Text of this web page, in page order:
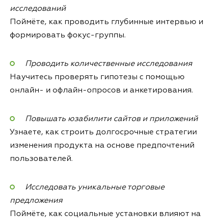
исследований
Поймёте, как проводить глубинные интервью и
формировать фокус-группы.
Проводить количественные исследования
Научитесь проверять гипотезы с помощью
онлайн- и офлайн-опросов и анкетирования.
Повышать юзабилити сайтов и приложений
Узнаете, как строить долгосрочные стратегии
изменения продукта на основе предпочтений
пользователей.
Исследовать уникальные торговые
предложения
Поймёте, как социальные установки влияют на